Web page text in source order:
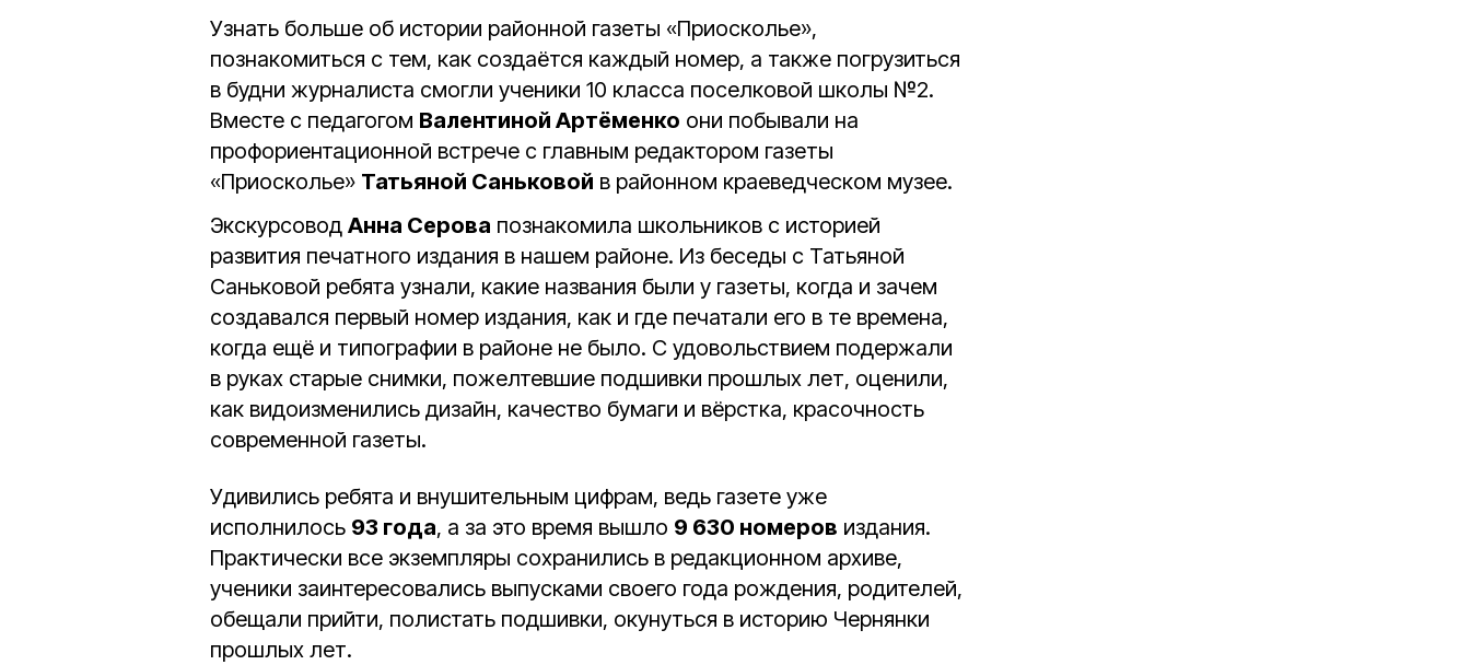
Узнать больше об истории районной газеты «Приосколье»,
познакомиться с тем, как создаётся каждый номер, а также погрузиться
в будни журналиста смогли ученики 10 класса поселковой школы №2.
Вместе с педагогом Валентиной Артёменко они побывали на
профориентационной встрече с главным редактором газеты
«Приосколье» Татьяной Саньковой в районном краеведческом музее.
Экскурсовод Анна Серова познакомила школьников с историей
развития печатного издания в нашем районе. Из беседы с Татьяной
Саньковой ребята узнали, какие названия были у газеты, когда и зачем
создавался первый номер издания, как и где печатали его в те времена,
когда ещё и типографии в районе не было. С удовольствием подержали
в руках старые снимки, пожелтевшие подшивки прошлых лет, оценили,
как видоизменились дизайн, качество бумаги и вёрстка, красочность
современной газеты.
Удивились ребята и внушительным цифрам, ведь газете уже
исполнилось 93 года, а за это время вышло 9 630 номеров издания.
Практически все экземпляры сохранились в редакционном архиве,
ученики заинтересовались выпусками своего года рождения, родителей,
обещали прийти, полистать подшивки, окунуться в историю Чернянки
прошлых лет.